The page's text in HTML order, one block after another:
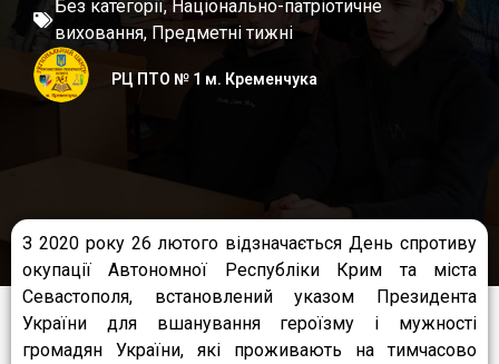
Без категорії, Національно-патріотичне
виховання, Предметні тижні
РЦ ПТО № 1 м. Кременчука
З 2020 року 26 лютого відзначається День спротиву
окупації Автономної Республіки Крим та міста
Севастополя, встановлений указом Президента
України для вшанування героїзму і мужності
громадян України, які проживають на тимчасово